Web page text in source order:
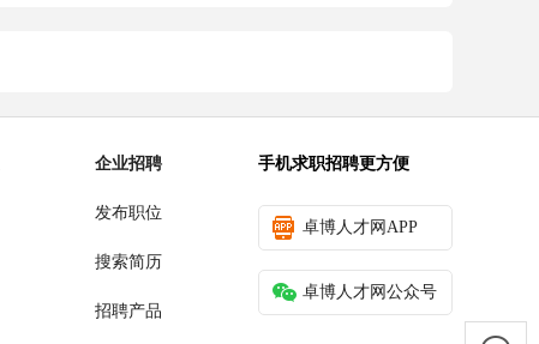
企业招聘
发布职位
搜索简历
招聘产品
手机求职招聘更方便
卓博人才网APP
卓博人才网公众号